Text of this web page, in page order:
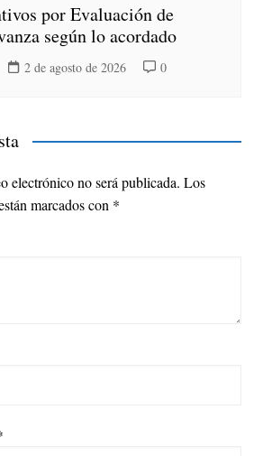
por Evaluación de
según lo acordado
2 de agosto de 2026 0
electrónico no será publicada. Los
marcados con *